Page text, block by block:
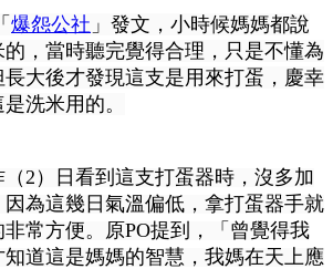
「 爆怨公社 」發文，小時候媽媽都說
，當時聽完覺得合理，只是不懂為
大後才發現這支是用來打蛋，慶幸
洗米用的。
2）日看到這支打蛋器時，沒多加
為這幾日氣溫偏低，拿打蛋器手就
常方便。原PO提到，「曾覺得我
道這是媽媽的智慧，我媽在天上應